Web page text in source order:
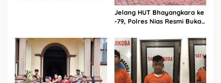
Jelang HUT Bhayangkara ke
-79, Polres Nias Resmi Buka